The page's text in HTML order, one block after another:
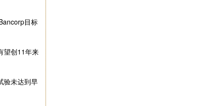
目标
望创11年来
验未达到早